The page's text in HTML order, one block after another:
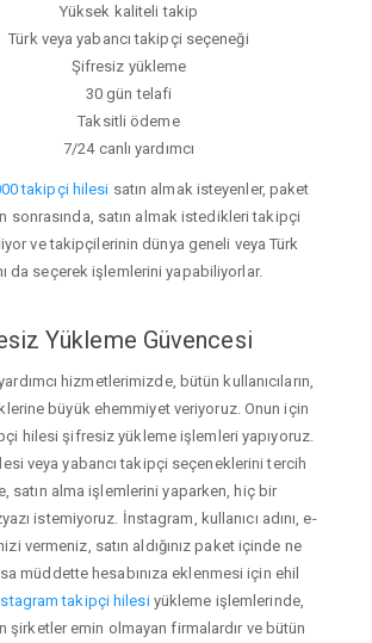
Yüksek kaliteli takip
Türk veya yabancı takipçi seçeneği
Şifresiz yükleme
30 gün telafi
Taksitli ödeme
7/24 canlı yardımcı
takipçi hilesi satın almak isteyenler, paket
sonrasında, satın almak istedikleri takipçi
ve takipçilerinin dünya geneli veya Türk
da seçerek işlemlerini yapabiliyorlar.
Yükleme Güvencesi
hizmetlerimizde, bütün kullanıcıların,
büyük ehemmiyet veriyoruz. Onun için
hilesi şifresiz yükleme işlemleri yapıyoruz.
veya yabancı takipçi seçeneklerini tercih
satın alma işlemlerini yaparken, hiç bir
istemiyoruz. İnstagram, kullanıcı adını, e-
vermeniz, satın aldığınız paket içinde ne
müddette hesabınıza eklenmesi için ehil
takipçi hilesiyükleme işlemlerinde,
şirketler emin olmayan firmalardır ve bütün